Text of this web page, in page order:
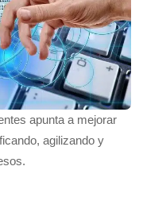
apunta a mejorar
agilizando y